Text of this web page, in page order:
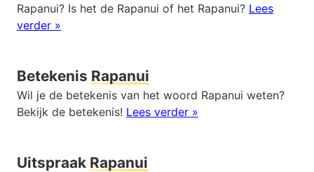
Rapanui? Is het de Rapanui of het Rapanui? Lees
verder »
Betekenis Rapanui
Wil je de betekenis van het woord Rapanui weten?
Bekijk de betekenis! Lees verder »
Uitspraak Rapanui